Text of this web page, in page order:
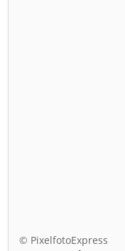
© PixelfotoExpress